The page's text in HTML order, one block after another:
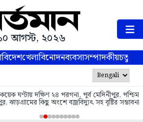
আগস্ট, ২০২৬
বিদেশখেলাবিনোদনব্যবসাসম্পাদকীয়
ঘণ্টায় দক্ষিণ ২৪ পরগনা, পূর্ব মেদিনীপুর, পশ্চিম
ঝাড়গ্রামের কিছু অংশে বজ্রবিদ্যুৎ সহ বৃষ্টির সম্ভাবনা